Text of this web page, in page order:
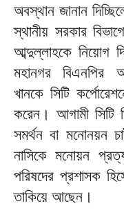
অবস্থান জানান
স্থানীয় সরকার
আব্দুল্লাহকে নিয়োগ
মহানগর বিএনপির
খানকে সিটি
করেন। আগামী সিটি
সমর্থন বা মনোনয়ন
নাসিকে মনোয়ন
পরিষদের প্রশাসক
তাকিয়ে আছেন।